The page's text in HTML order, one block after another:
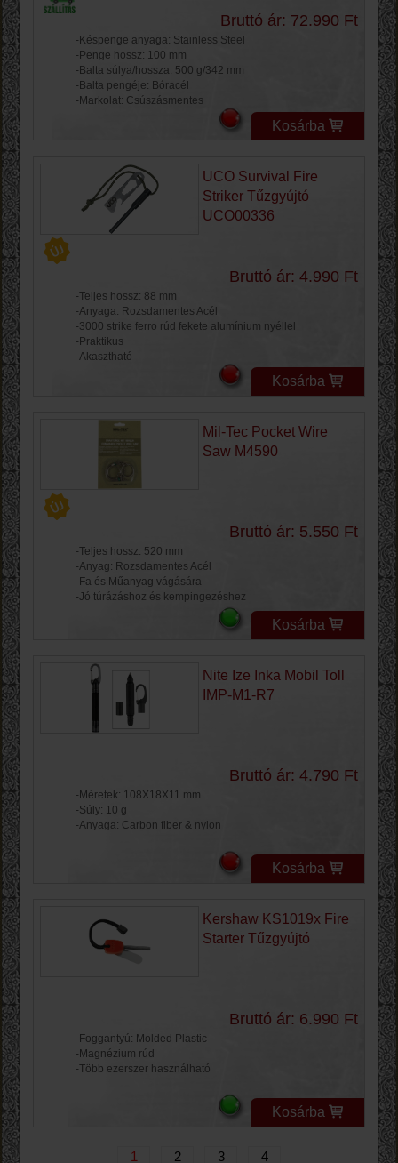
Bruttó ár: 72.990 Ft
-Késpenge anyaga: Stainless Steel
-Penge hossz: 100 mm
-Balta súlya/hossza: 500 g/342 mm
-Balta pengéje: Bóracél
-Markolat: Csúszásmentes
Kosárba
UCO Survival Fire
Striker Tűzgyújtó
UCO00336
Bruttó ár: 4.990 Ft
-Teljes hossz: 88 mm
-Anyaga: Rozsdamentes Acél
-3000 strike ferro rúd fekete alumínium nyéllel
-Praktikus
-Akasztható
Kosárba
Mil-Tec Pocket Wire
Saw M4590
Bruttó ár: 5.550 Ft
-Teljes hossz: 520 mm
-Anyag: Rozsdamentes Acél
-Fa és Műanyag vágására
-Jó túrázáshoz és kempingezéshez
Kosárba
Nite Ize Inka Mobil Toll
IMP-M1-R7
Bruttó ár: 4.790 Ft
-Méretek: 108X18X11 mm
-Súly: 10 g
-Anyaga: Carbon fiber & nylon
Kosárba
Kershaw KS1019x Fire
Starter Tűzgyújtó
Bruttó ár: 6.990 Ft
-Foggantyú: Molded Plastic
-Magnézium rúd
-Több ezerszer használható
Kosárba
1 2 3 4